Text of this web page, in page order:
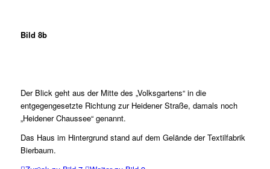
Bild 8b
Der Blick geht aus der Mitte des „Volksgartens“ in die
entgegengesetzte Richtung zur Heidener Straße, damals noch
„Heidener Chaussee“ genannt.
Das Haus im Hintergrund stand auf dem Gelände der Textilfabrik
Bierbaum.